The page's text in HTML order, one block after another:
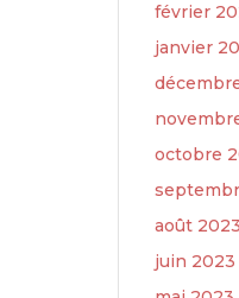
février
janvier
octobre
août 2023
juin 2023